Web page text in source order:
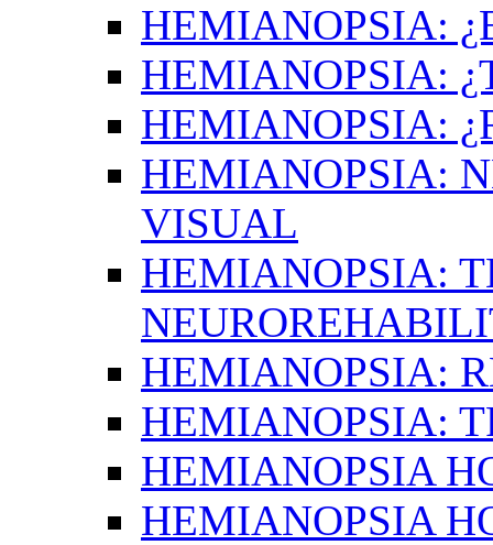
HEMIANOPSIA:
HEMIANOPSIA:
HEMIANOPSIA:
HEMIANOPSIA:
VISUAL
HEMIANOPSIA:
HEMIANOPSIA:
HEMIANOPSIA:
HEMIANOPSIA
HEMIANOPSIA